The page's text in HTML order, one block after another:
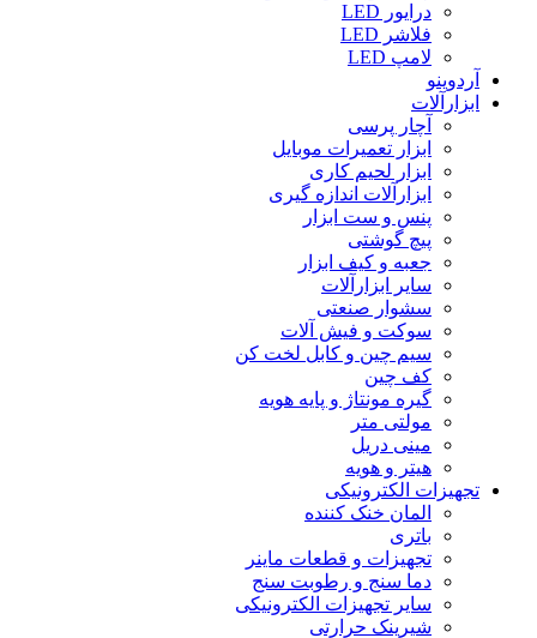
درایور LED
فلاشر LED
لامپ LED
آردوینو
ابزارآلات
آچار پرسی
ابزار تعمیرات موبایل
ابزار لحیم کاری
ابزارآلات اندازه گیری
پنس و ست ابزار
پیچ گوشتی
جعبه و کیف ابزار
سایر ابزارآلات
سشوار صنعتی
سوکت و فیش آلات
سیم چین و کابل لخت کن
کف چین
گیره مونتاژ و پایه هویه
مولتی متر
مینی دریل
هیتر و هویه
تجهیزات الکترونیکی
المان خنک کننده
باتری
تجهیزات و قطعات ماینر
دما سنج و رطوبت سنج
سایر تجهیزات الکترونیکی
شیرینک حرارتی